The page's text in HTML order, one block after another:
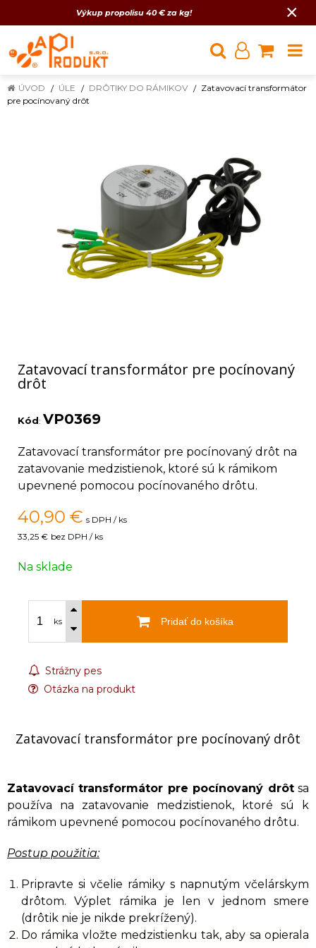
Výkup propolisu 40 € za kg! ×
ÚVOD ÚLE DRÔTIKY DO RÁMIKOV
Zatavovací transformátor
pre pocínovaný drôt
Zatavovací transformátor pre pocínovaný
drôt
Kód: VP0369
Zatavovací transformátor pre pocínovaný drôt na
zatavovanie medzistienok, ktoré sú k rámikom
upevnené pomocou pocínovaného drôtu.
40,90 € s DPH / ks
33,25 € bez DPH / ks
Na sklade
ks Pridať do košíka
Strážny pes
Otázka na produkt
Zatavovací transformátor pre pocínovaný drôt
Zatavovací transformátor pre pocínovaný drôtsa
používa na zatavovanie medzistienok, ktoré sú k
rámikom upevnené pomocou pocínovaného drôtu.
Postup použitia:
Pripravte si včelie rámiky s napnutým včelárskym
drôtom. Výplet rámika je len v jednom smere
(drôtik nie je nikde prekrížený).
Do rámika vložte medzistienku tak, aby sa opierala